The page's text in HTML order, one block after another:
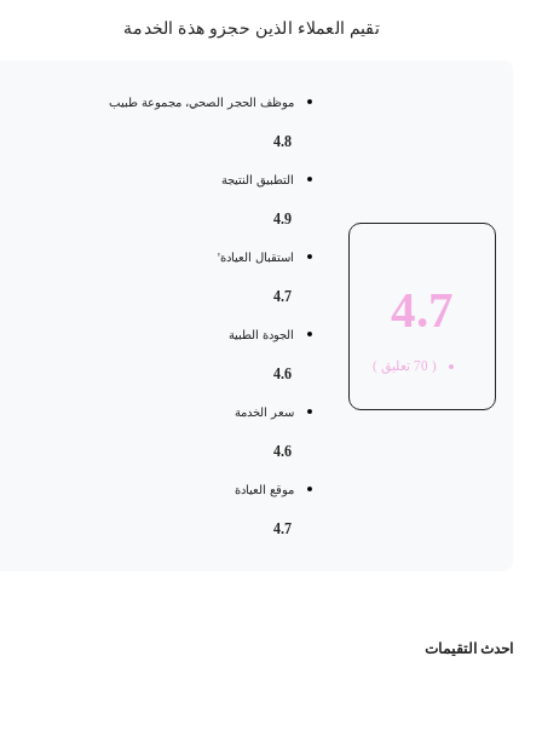
تقيم العملاء الذين حجزو هذة الخدمة
4.7
70 تعليق )
موظف الحجر الصحي، مجموعة طبيب
التطبيق النتيجة
استقبال العيادة'
الجودة الطبية
سعر الخدمة
موقع العيادة
التقيمات